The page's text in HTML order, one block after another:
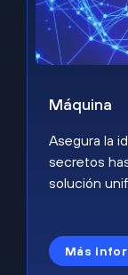
Máquina
Asegura la
secretos
solución
Más